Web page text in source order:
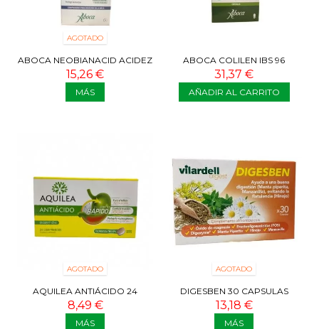
AGOTADO
ABOCA NEOBIANACID ACIDEZ
Y REFLUJO 70 COMP
15,26 €
MÁS
ABOCA COLILEN IBS 96
CAPSULAS
31,37 €
AÑADIR AL CARRITO
AGOTADO
AQUILEA ANTIÁCIDO 24
COMPRIMIDOS
8,49 €
MÁS
AGOTADO
DIGESBEN 30 CAPSULAS
13,18 €
MÁS